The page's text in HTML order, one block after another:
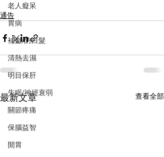
老人癡呆
胃病
補血/防白髮
清熱去濕
明目保肝
失眠/神經衰弱
關節疼痛
保腦益智
開胃
通告
最新文章 查看全部